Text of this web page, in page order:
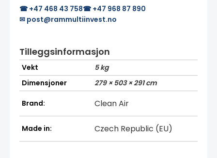
☎ +47 468 43 758☎ +47 968 87 890
✉ post@rammultiinvest.no
Tilleggsinformasjon
Vekt
5 kg
Dimensjoner
279 × 503 × 291 cm
Brand: Clean Air
Made in: Czech Republic (EU)